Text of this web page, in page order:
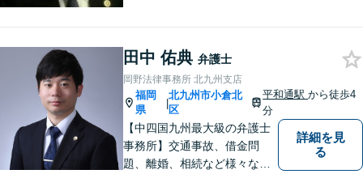
田中 佑典 弁護士
岡野法律事務所 北九州支店
福岡
県
|
北九州市小倉北
区
平和通駅から徒歩4
分
【中四国九州最大級の弁護士
事務所】交通事故、借金問
題、離婚、相続など様々な問
詳細を見
る